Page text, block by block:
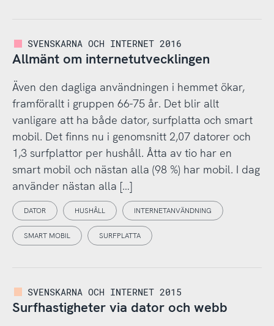
SVENSKARNA OCH INTERNET 2016
Allmänt om internetutvecklingen
Även den dagliga användningen i hemmet ökar,
framförallt i gruppen 66-75 år. Det blir allt
vanligare att ha både dator, surfplatta och smart
mobil. Det finns nu i genomsnitt 2,07 datorer och
1,3 surfplattor per hushåll. Åtta av tio har en
smart mobil och nästan alla (98 %) har mobil. I dag
använder nästan alla […]
DATOR HUSHÅLL INTERNETANVÄNDNING
SMART MOBIL SURFPLATTA
SVENSKARNA OCH INTERNET 2015
Surfhastigheter via dator och webb